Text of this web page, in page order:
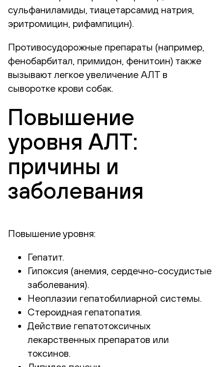
сульфаниламиды, тиацетарсамид натрия,
эритромицин, рифампицин).
Противосудорожные препараты (например,
фенобарбитал, примидон, фенитоин) также
вызывают легкое увеличение АЛТ в
сыворотке крови собак.
Повышение
уровня АЛТ:
причины и
заболевания
Повышение уровня:
Гепатит.
Гипоксия (анемия, сердечно-сосудистые
заболевания).
Неоплазии гепатобилиарной системы.
Стероидная гепатопатия.
Действие гепатотоксичных
лекарственных препаратов или
токсинов.